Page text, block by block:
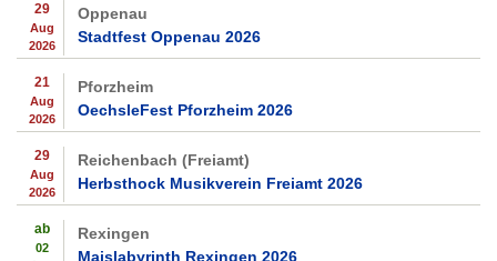
29
Aug
2026
Oppenau
Stadtfest Oppenau 2026
21
Aug
2026
Pforzheim
OechsleFest Pforzheim 2026
29
Aug
2026
Reichenbach (Freiamt)
Herbsthock Musikverein Freiamt 2026
ab
02
Rexingen
Maislabyrinth Rexingen 2026